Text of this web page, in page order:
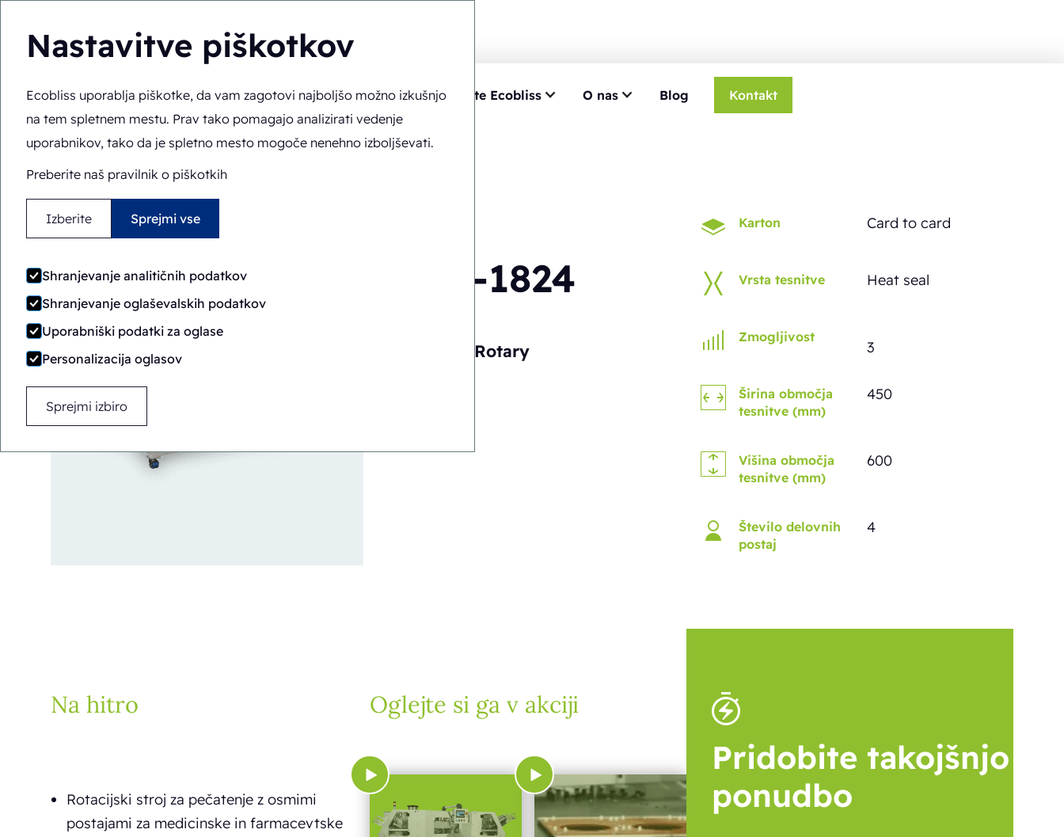
Nastavitve piškotkov
Ecobliss uporablja piškotke, da vam zagotovi najboljšo možno izkušnjo
na tem spletnem mestu. Prav tako pomagajo analizirati vedenje
uporabnikov, tako da je spletno mesto mogoče nenehno izboljševati.
Preberite naš pravilnik o piškotkih
Izberite Sprejmi vse
Shranjevanje analitičnih podatkov
Shranjevanje oglaševalskih podatkov
Uporabniški podatki za oglase
Personalizacija oglasov
Sprejmi izbiro
Rešitve Strokovno znanje Izberite Ecobliss O nas Blog Kontakt
SL
Domov Rešitve > Embalažni stroji FAB8-1824
FAB8-1824
Rotary
Karton Card to card
Vrsta tesnitve Heat seal
Zmogljivost
3
Širina območja
tesnitve (mm)
450
Višina območja
tesnitve (mm)
600
Število delovnih
postaj
4
Na hitro
Rotacijski stroj za pečatenje z osmimi
postajami za medicinske in farmacevtske
Oglejte si ga v akciji
Pridobite takojšnjo
ponudbo